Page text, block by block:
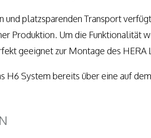
und platzsparenden Transport
Produktion. Um die Funktionalität
geeignet zur Montage des
H6 System bereits über eine auf